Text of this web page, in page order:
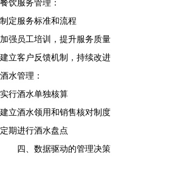
餐饮服务管理：
制定服务标准和流程
加强员工培训，提升服务质量
建立客户反馈机制，持续改进
酒水管理：
实行酒水单独核算
建立酒水领用和销售核对制度
定期进行酒水盘点
四、数据驱动的管理决策